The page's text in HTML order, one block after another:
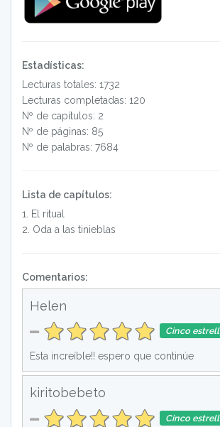
Estadísticas:
Lecturas totales: 1732
Lecturas completadas: 120
Nº de capítulos: 2
Nº de páginas: 85
Nº de palabras: 7684
Lista de capítulos:
1
El ritual
2 Oda a las tinieblas
Comentarios:
Helen
Cinco
Esta increíble!! espero que continúe
kiritobebeto
Cinco